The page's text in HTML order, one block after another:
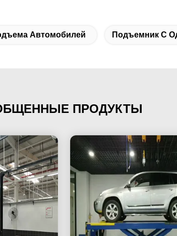
Автомобилей Подъемник С
ПРОДУКТЫ